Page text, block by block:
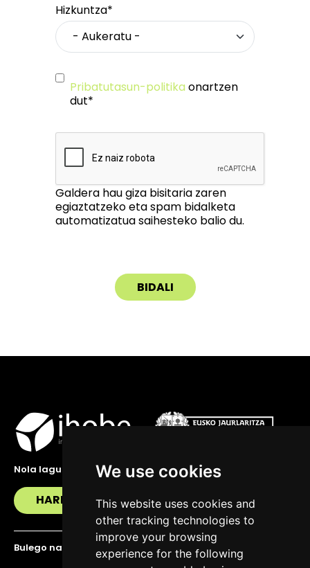
We use cookies
This website uses cookies and
other tracking technologies to
improve your browsing
experience for the following
Hizkuntza*
Pribatutasun-politika onartzen
dut*
Galdera hau giza bisitaria zaren
egiaztatzeko eta spam bidalketa
automatizatua saihesteko balio du.
Nola lagundu zaitzakegu?
HARREMANETAN JARRI
Bulego nagusia